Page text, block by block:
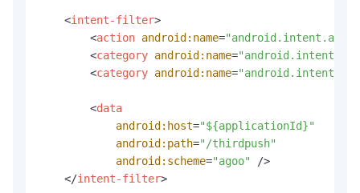
<intent-filter>
<action android:name=
<category android:name=
<category android:name=
<data
android:host="${applicationId}"
android:path="/thirdpush"
android:scheme="agoo"
/>
</intent-filter>